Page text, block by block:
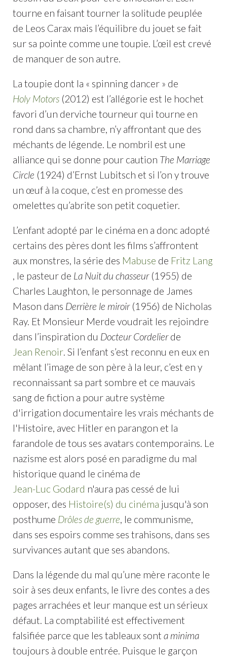
tourne en faisant tourner la solitude peuplée
de Leos Carax mais l’équilibre du jouet se fait
sur sa pointe comme une toupie. L’œil est crevé
de manquer de son autre.
La toupie dont la « spinning dancer » de
Holy Motors(2012) est l’allégorie est le hochet
favori d’un derviche tourneur qui tourne en
rond dans sa chambre, n’y affrontant que des
méchants de légende. Le nombril est une
alliance qui se donne pour caution The Marriage
Circle (1924) d’Ernst Lubitsch et si l’on y trouve
un œuf à la coque, c’est en promesse des
omelettes qu’abrite son petit coquetier.
L’enfant adopté par le cinéma en a donc adopté
certains des pères dont les films s’affrontent
aux monstres, la série des Mabuse de Fritz Lang
, le pasteur de La Nuit du chasseur(1955) de
Charles Laughton, le personnage de James
Mason dans Derrière le miroir(1956) de Nicholas
Ray. Et Monsieur Merde voudrait les rejoindre
dans l’inspiration du Docteur Cordelierde
Jean Renoir. Si l’enfant s’est reconnu en eux en
mêlant l’image de son père à la leur, c’est en y
reconnaissant sa part sombre et ce mauvais
sang de fiction a pour autre système
d'irrigation documentaire les vrais méchants de
l'Histoire, avec Hitler en parangon et la
farandole de tous ses avatars contemporains. Le
nazisme est alors posé en paradigme du mal
historique quand le cinéma de
Jean-Luc Godard n'aura pas cessé de lui
opposer, des Histoire(s) du cinéma jusqu'à son
posthume Drôles de guerre, le communisme,
dans ses espoirs comme ses trahisons, dans ses
survivances autant que ses abandons.
Dans la légende du mal qu’une mère raconte le
soir à ses deux enfants, le livre des contes a des
pages arrachées et leur manque est un sérieux
défaut. La comptabilité est effectivement
falsifiée parce que les tableaux sont a minima
toujours à double entrée. Puisque le garçon